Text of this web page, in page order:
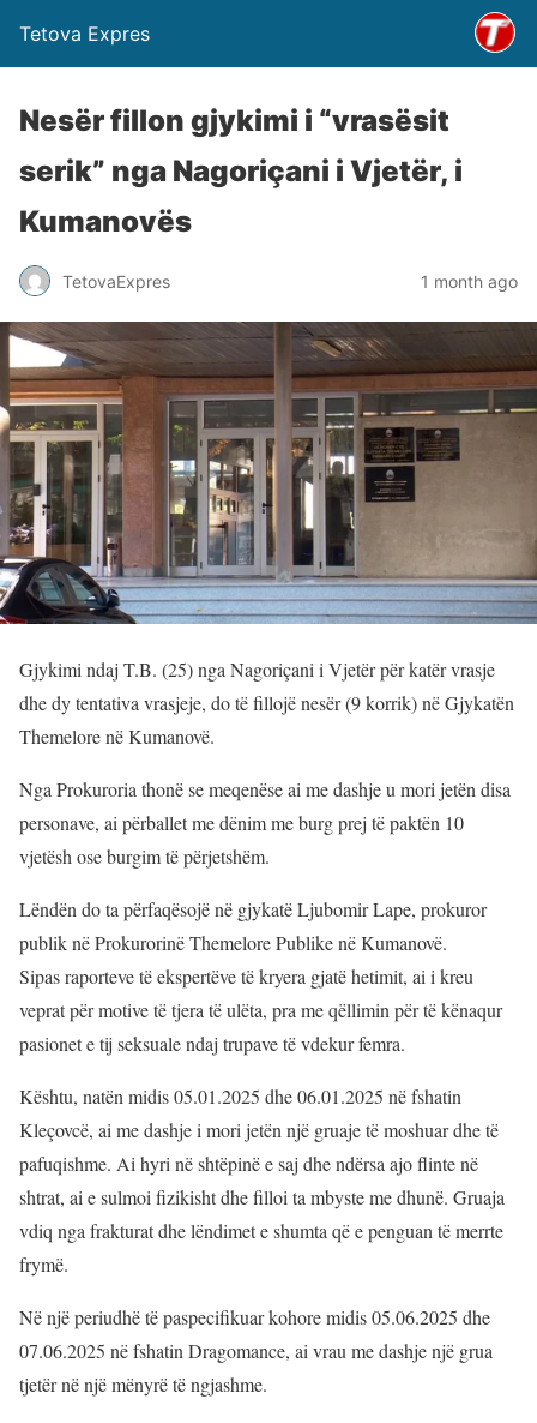
Tetova Expres
Nesër fillon gjykimi i “vrasësit
serik” nga Nagoriçani i Vjetër, i
Kumanovës
TetovaExpres 1 month ago
Gjykimi ndaj T.B. (25) nga Nagoriçani i Vjetër për katër vrasje
dhe dy tentativa vrasjeje, do të fillojë nesër (9 korrik) në Gjykatën
Themelore në Kumanovë.
Nga Prokuroria thonë se meqenëse ai me dashje u mori jetën disa
personave, ai përballet me dënim me burg prej të paktën 10
vjetësh ose burgim të përjetshëm.
Lëndën do ta përfaqësojë në gjykatë Ljubomir Lape, prokuror
publik në Prokurorinë Themelore Publike në Kumanovë.
Sipas raporteve të ekspertëve të kryera gjatë hetimit, ai i kreu
veprat për motive të tjera të ulëta, pra me qëllimin për të kënaqur
pasionet e tij seksuale ndaj trupave të vdekur femra.
Kështu, natën midis 05.01.2025 dhe 06.01.2025 në fshatin
Kleçovcë, ai me dashje i mori jetën një gruaje të moshuar dhe të
pafuqishme. Ai hyri në shtëpinë e saj dhe ndërsa ajo flinte në
shtrat, ai e sulmoi fizikisht dhe filloi ta mbyste me dhunë. Gruaja
vdiq nga frakturat dhe lëndimet e shumta që e penguan të merrte
frymë.
Në një periudhë të paspecifikuar kohore midis 05.06.2025 dhe
07.06.2025 në fshatin Dragomance, ai vrau me dashje një grua
tjetër në një mënyrë të ngjashme.